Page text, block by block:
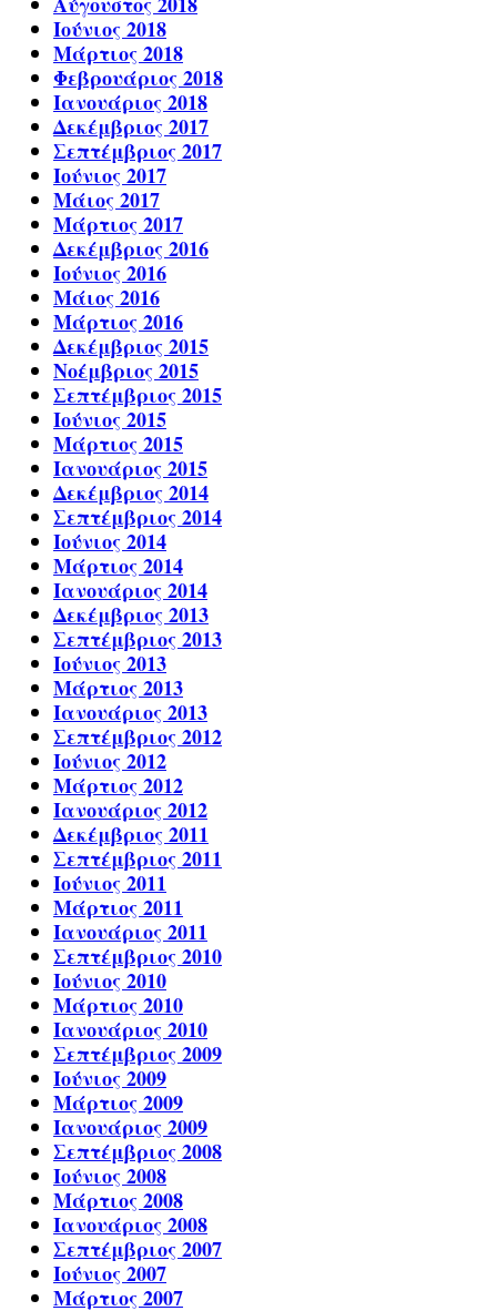
Ιούνιος 2018
Μάρτιος 2018
Φεβρουάριος 2018
Ιανουάριος 2018
Δεκέμβριος 2017
Σεπτέμβριος 2017
Ιούνιος 2017
Μάιος 2017
Μάρτιος 2017
Δεκέμβριος 2016
Ιούνιος 2016
Μάιος 2016
Μάρτιος 2016
Δεκέμβριος 2015
Νοέμβριος 2015
Σεπτέμβριος 2015
Ιούνιος 2015
Μάρτιος 2015
Ιανουάριος 2015
Δεκέμβριος 2014
Σεπτέμβριος 2014
Ιούνιος 2014
Μάρτιος 2014
Ιανουάριος 2014
Δεκέμβριος 2013
Σεπτέμβριος 2013
Ιούνιος 2013
Μάρτιος 2013
Ιανουάριος 2013
Σεπτέμβριος 2012
Ιούνιος 2012
Μάρτιος 2012
Ιανουάριος 2012
Δεκέμβριος 2011
Σεπτέμβριος 2011
Ιούνιος 2011
Μάρτιος 2011
Ιανουάριος 2011
Σεπτέμβριος 2010
Ιούνιος 2010
Μάρτιος 2010
Ιανουάριος 2010
Σεπτέμβριος 2009
Ιούνιος 2009
Μάρτιος 2009
Ιανουάριος 2009
Σεπτέμβριος 2008
Ιούνιος 2008
Μάρτιος 2008
Ιανουάριος 2008
Σεπτέμβριος 2007
Ιούνιος 2007
Μάρτιος 2007